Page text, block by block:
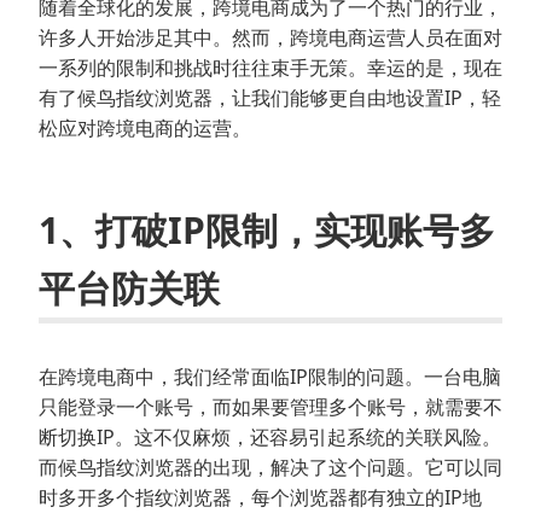
随着全球化的发展，跨境电商成为了一个热门的行业，
许多人开始涉足其中。然而，跨境电商运营人员在面对
一系列的限制和挑战时往往束手无策。幸运的是，现在
有了候鸟指纹浏览器，让我们能够更自由地设置IP，轻
松应对跨境电商的运营。
1、打破IP限制，实现账号多
平台防关联
在跨境电商中，我们经常面临IP限制的问题。一台电脑
只能登录一个账号，而如果要管理多个账号，就需要不
断切换IP。这不仅麻烦，还容易引起系统的关联风险。
而候鸟指纹浏览器的出现，解决了这个问题。它可以同
时多开多个指纹浏览器，每个浏览器都有独立的IP地